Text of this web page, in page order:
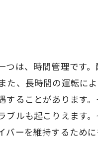
は、時間管理です
、長時間の運転に
ることがあります
ルも起こりえます
ーを維持するため